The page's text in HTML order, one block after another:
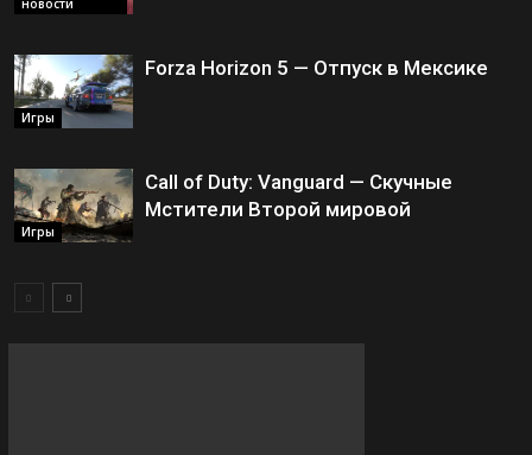
новости
Игры
Forza Horizon 5 — Отпуск в Мексике
Игры
Call of Duty: Vanguard — Скучные
Мстители Второй мировой